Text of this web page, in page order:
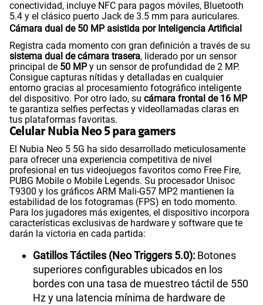
conectividad, incluye NFC para pagos móviles, Bluetooth
5.4 y el clásico puerto Jack de 3.5 mm para auriculares.
Cámara dual de 50 MP asistida por Inteligencia Artificial
Registra cada momento con gran definición a través de su
sistema dual de cámara trasera, liderado por un sensor
principal de 50 MPy un sensor de profundidad de 2 MP.
Consigue capturas nítidas y detalladas en cualquier
entorno gracias al procesamiento fotográfico inteligente
del dispositivo. Por otro lado, su cámara frontal de 16 MP
te garantiza selfies perfectas y videollamadas claras en
tus plataformas favoritas.
Celular Nubia Neo 5 para gamers
El Nubia Neo 5 5G ha sido desarrollado meticulosamente
para ofrecer una experiencia competitiva de nivel
profesional en tus videojuegos favoritos como Free Fire,
PUBG Mobile o Mobile Legends. Su procesador Unisoc
T9300 y los gráficos ARM Mali-G57 MP2 mantienen la
estabilidad de los fotogramas (FPS) en todo momento.
Para los jugadores más exigentes, el dispositivo incorpora
características exclusivas de hardware y software que te
darán la victoria en cada partida:
Gatillos Táctiles (Neo Triggers 5.0): Botones
superiores configurables ubicados en los
bordes con una tasa de muestreo táctil de 550
Hz y una latencia mínima de hardware de